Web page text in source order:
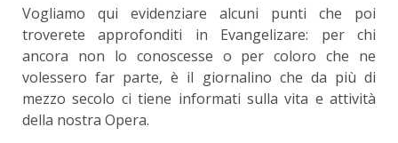
Vogliamo qui evidenziare alcuni punti che poi
troverete approfonditi in Evangelizare: per chi
ancora non lo conoscesse o per coloro che ne
volessero far parte, è il giornalino che da più di
mezzo secolo ci tiene informati sulla vita e attività
della nostra Opera.